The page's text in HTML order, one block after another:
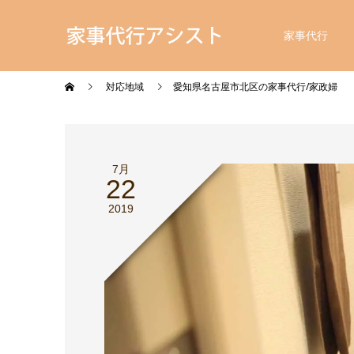
家事代行
対応地域 愛知県名古屋市北区の家事代行/家政婦
7月
22
2019